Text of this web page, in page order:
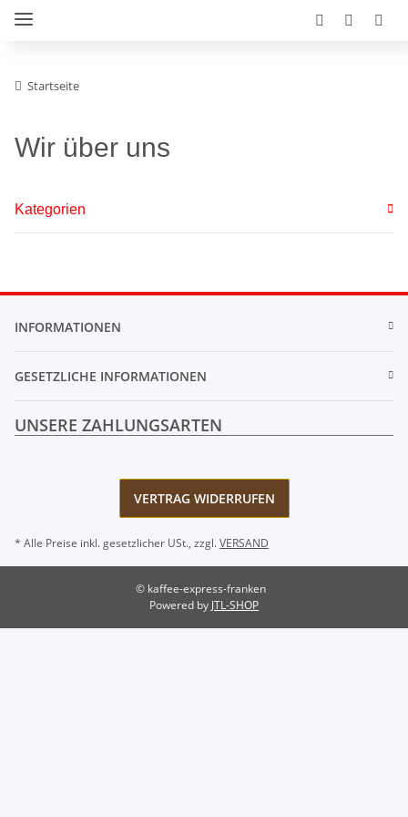
Startseite
Wir über uns
Kategorien
INFORMATIONEN
GESETZLICHE INFORMATIONEN
UNSERE ZAHLUNGSARTEN
VERTRAG WIDERRUFEN
* Alle Preise inkl. gesetzlicher USt., zzgl.VERSAND
© kaffee-express-franken
Powered by JTL-SHOP